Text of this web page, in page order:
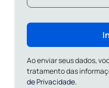
Ao enviar seus dados,
tratamento das
de Privacidade.